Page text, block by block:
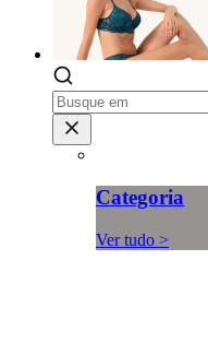
Categoria
Ver tudo >